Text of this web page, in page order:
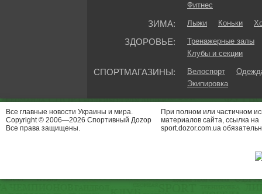
Фитнес
ЗИМА: Лыжи Коньки
ЗДОРОВЬЕ:
Тренажерные залы
Клубы и секции
СПОРТМАГАЗИНЫ: Велоспорт
Экипировка
Все главные новости Украины и мира.
Copyright © 2006—2026 Спортивный Доzор
Все права защищены.
При полном или частичном
материалов сайта, ссылка на
sport.dozor.com.ua